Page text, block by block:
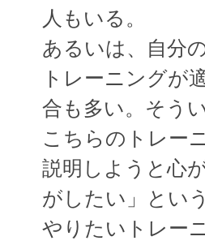
人もいる。
あるいは、自分
トレーニングが
合も多い。そう
こちらのトレー
説明しようと心
がしたい」とい
やりたいトレー